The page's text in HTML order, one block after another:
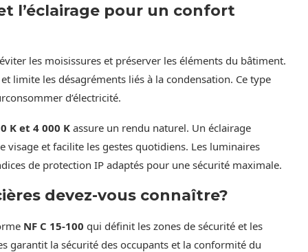
l’éclairage pour un confort
les moisissures et préserver les éléments du bâtiment.
limite les désagréments liés à la condensation. Ce type
d’électricité.
K et 4 000 K assure un rendu naturel. Un éclairage
et facilite les gestes quotidiens. Les luminaires
de protection IP adaptés pour une sécurité maximale.
devez-vous connaître?
NF C 15-100 qui définit les zones de sécurité et les
garantit la sécurité des occupants et la conformité du